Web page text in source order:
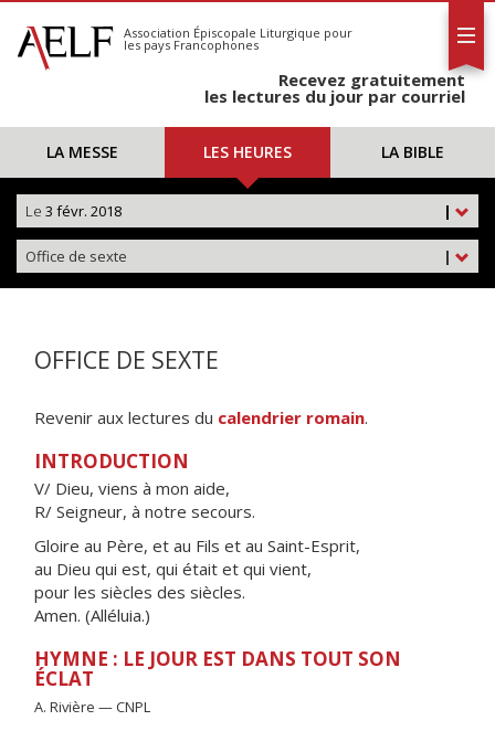
S'abonner
Calendrier
Association Épiscopale Liturgique pour
les pays Francophones
Recevez gratuitement
les lectures du jour par courriel
LA MESSE LES HEURES LA BIBLE
|
Le 3 févr. 2018
|
Office de sexte
OFFICE DE SEXTE
Revenir aux lectures du calendrier romain.
INTRODUCTION
V/ Dieu, viens à mon aide,
R/ Seigneur, à notre secours.
Gloire au Père, et au Fils et au Saint-Esprit,
au Dieu qui est, qui était et qui vient,
pour les siècles des siècles.
Amen. (Alléluia.)
HYMNE : LE JOUR EST DANS TOUT SON
ÉCLAT
A. Rivière — CNPL